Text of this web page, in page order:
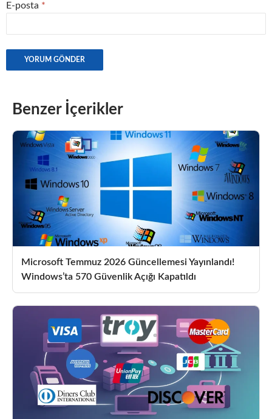
E-posta *
Benzer İçerikler
Microsoft Temmuz 2026 Güncellemesi Yayınlandı!
Windows’ta 570 Güvenlik Açığı Kapatıldı